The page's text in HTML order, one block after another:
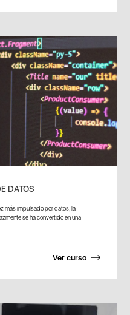
DATOS
más impulsado por datos, la
se ha convertido en una
Ver curso